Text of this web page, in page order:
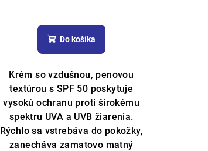
hodnotenie
produktu
je
4,8
z
hviezdičiek.
Do košíka
Krém so vzdušnou, penovou
textúrou s SPF 50 poskytuje
vysokú ochranu proti širokému
spektru UVA a UVB žiarenia.
Rýchlo sa vstrebáva do pokožky,
zanecháva zamatovo matný